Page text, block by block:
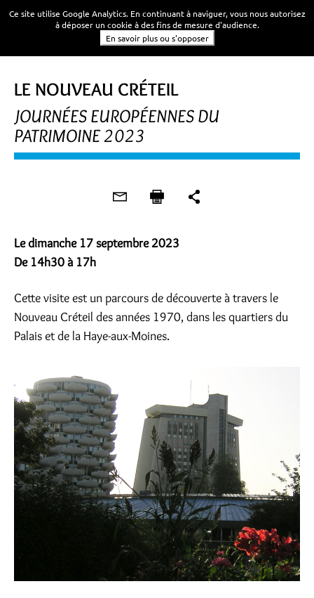
PROMENADE URBAINE
LE NOUVEAU CRÉTEIL
JOURNÉES EUROPÉENNES DU
PATRIMOINE 2023
Le dimanche 17 septembre 2023
De 14h30 à 17h
Cette visite est un parcours de découverte à travers le
Nouveau Créteil des années 1970, dans les quartiers du
Palais et de la Haye-aux-Moines.
Ce site utilise Google Analytics. En continuant à naviguer, vous nous autorisez
à déposer un cookie à des fins de mesure d'audience.
En savoir plus ou s'opposer